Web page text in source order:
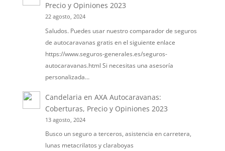
Precio y Opiniones 2023
22 agosto, 2024
Saludos. Puedes usar nuestro comparador de seguros
de autocaravanas gratis en el siguiente enlace
https://www.seguros-generales.es/seguros-
autocaravanas.html Si necesitas una asesoría
personalizada…
Candelaria enAXA Autocaravanas:
Coberturas, Precio y Opiniones 2023
13 agosto, 2024
Busco un seguro a terceros, asistencia en carretera,
lunas metacrilatos y claraboyas